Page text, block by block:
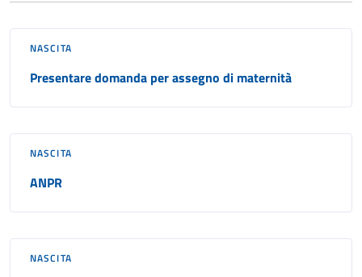
NASCITA
Presentare domanda per assegno di maternità
NASCITA
ANPR
NASCITA